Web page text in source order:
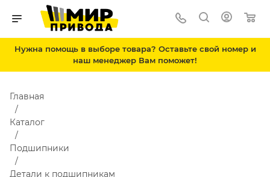
Нужна помощь в выборе товара? Оставьте свой номер и
наш менеджер Вам поможет!
Главная
Каталог
Подшипники
Детали к подшипникам